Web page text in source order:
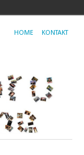
HOME KONTAKT